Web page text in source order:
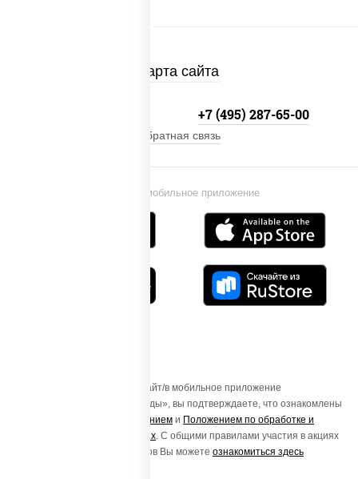
Карта сайта
Установи мобильное приложение
+7 (495) 287-65-00
Обратная связь
Осуществляя вход на этот Сайт/в мобильное приложение
«ПиццаСушиВок - доставка еды», вы подтверждаете, что ознакомлены
Пользовательским соглашением и Положением по обработке и
защите персональных данных. С общими правилами участия в акциях
и порядке получения подарков Вы можете ознакомиться здесь